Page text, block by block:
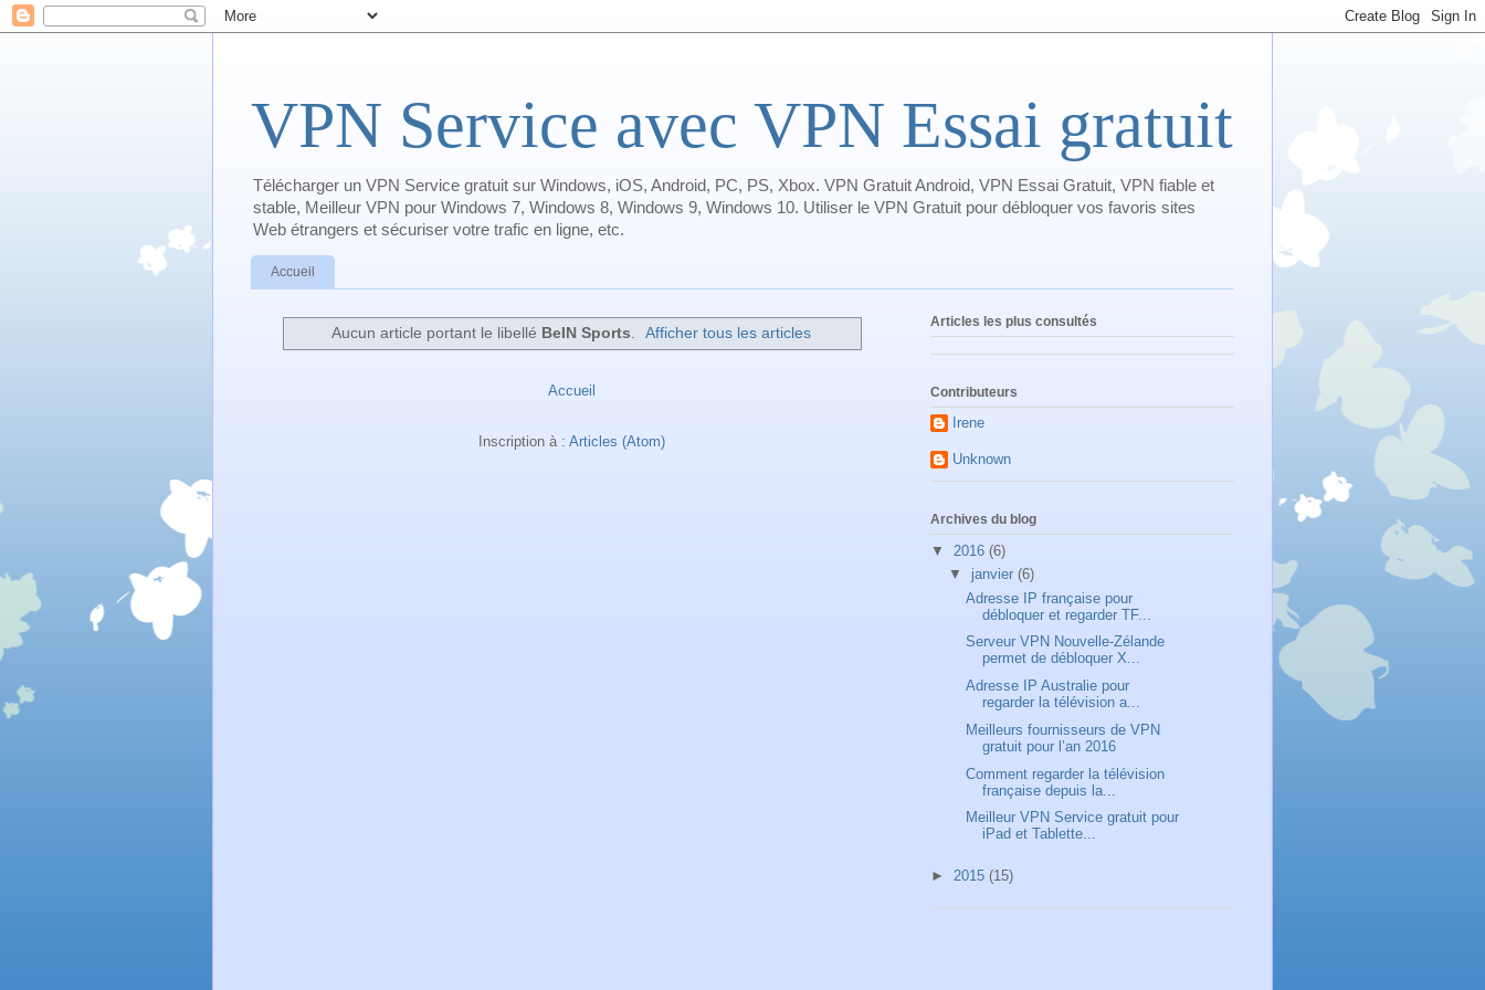
VPN Service avec VPN Essai gratuit
Télécharger un VPN Service gratuit sur Windows, iOS, Android, PC, PS, Xbox. VPN Gratuit Android, VPN Essai Gratuit, VPN fiable et
stable, Meilleur VPN pour Windows 7, Windows 8, Windows 9, Windows 10. Utiliser le VPN Gratuit pour débloquer vos favoris sites
Web étrangers et sécuriser votre trafic en ligne, etc.
Accueil
Aucun article portant le libellé BeIN Sports Afficher tous les articles
Accueil
Inscription à : Articles (Atom)
Articles les plus consultés
Contributeurs
Irene
Unknown
Archives du blog
▼ 2016 (6)
▼ janvier (6)
Adresse IP française pour
débloquer et regarder TF...
Serveur VPN Nouvelle-Zélande
permet de débloquer X...
Adresse IP Australie pour
regarder la télévision a...
Meilleurs fournisseurs de VPN
gratuit pour l’an 2016
Comment regarder la télévision
française depuis la...
Meilleur VPN Service gratuit pour
iPad et Tablette...
► 2015 (15)